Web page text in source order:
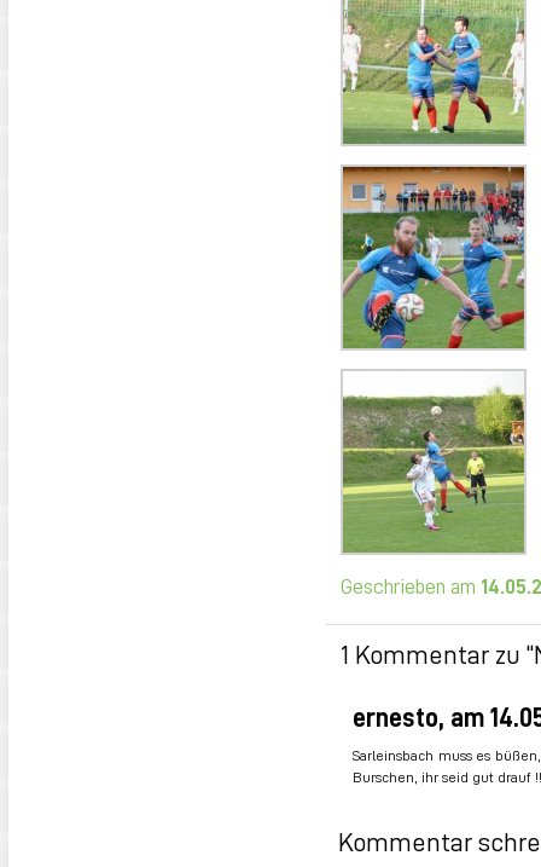
Geschrieben am
1 Kommentar zu
ernesto, am
Sarleinsbach muss es
Burschen, ihr seid gut drauf
Kommentar